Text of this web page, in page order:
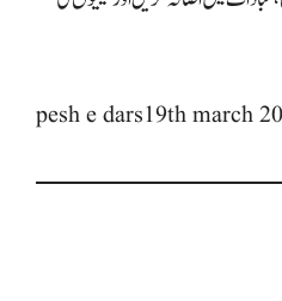
pesh e dars19th march